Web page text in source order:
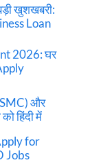
खुशखबरी:
Loan
2026: घर
और
हिंदी में
for
Jobs